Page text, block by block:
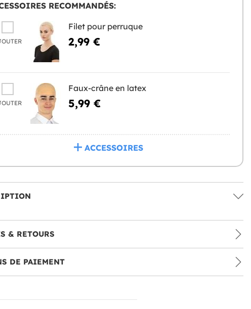
RECOMMANDÉS:
Filet pour perruque
2,99 €
Faux-crâne en latex
5,99 €
ACCESSOIRES
& RETOURS
DE PAIEMENT